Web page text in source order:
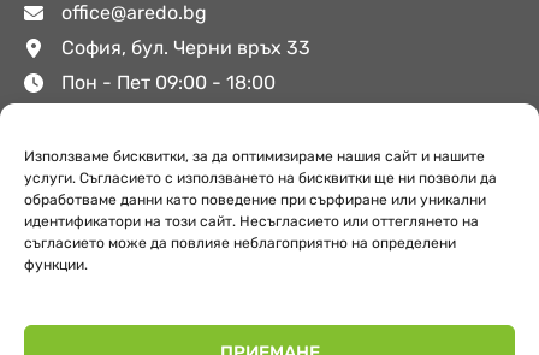
Използваме бисквитки, за да оптимизираме нашия сайт и нашите
услуги. Съгласието с използването на бисквитки ще ни позволи да
обработваме данни като поведение при сърфиране или уникални
идентификатори на този сайт. Несъгласието или оттеглянето на
съгласието може да повлияе неблагоприятно на определени
функции.
office@aredo.bg
София, бул. Черни връх 33
Пон - Пет 09:00 - 18:00
Полезни връзки
За Аредо
Обекти